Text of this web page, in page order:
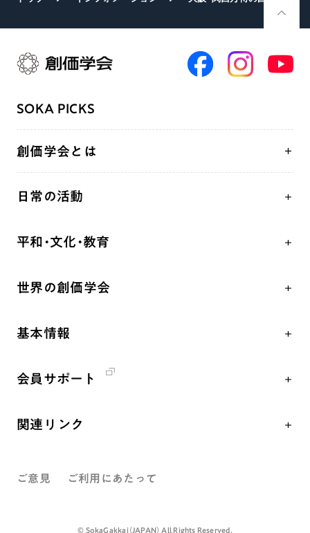
SOKA PICKS
創価学会とは
祈り
聖典
釈尊～法華経
創価学会の三代会長
第2代会長・戸田城聖先生
日常の活動
座談会
仏法を語る
年間の活動について
彼岸
平和・文化・教育
「人権文化」「ジェンダー平等」を促進
人道支援
展示活動
世界の創価学会
基本情報
創価学会 社会憲章
沿革
会員サポート
関連リンク
墓地公園・納骨堂
ご意見 ご利用にあたって
©️ SokaGakkai（JAPAN） All Rights Reserved.